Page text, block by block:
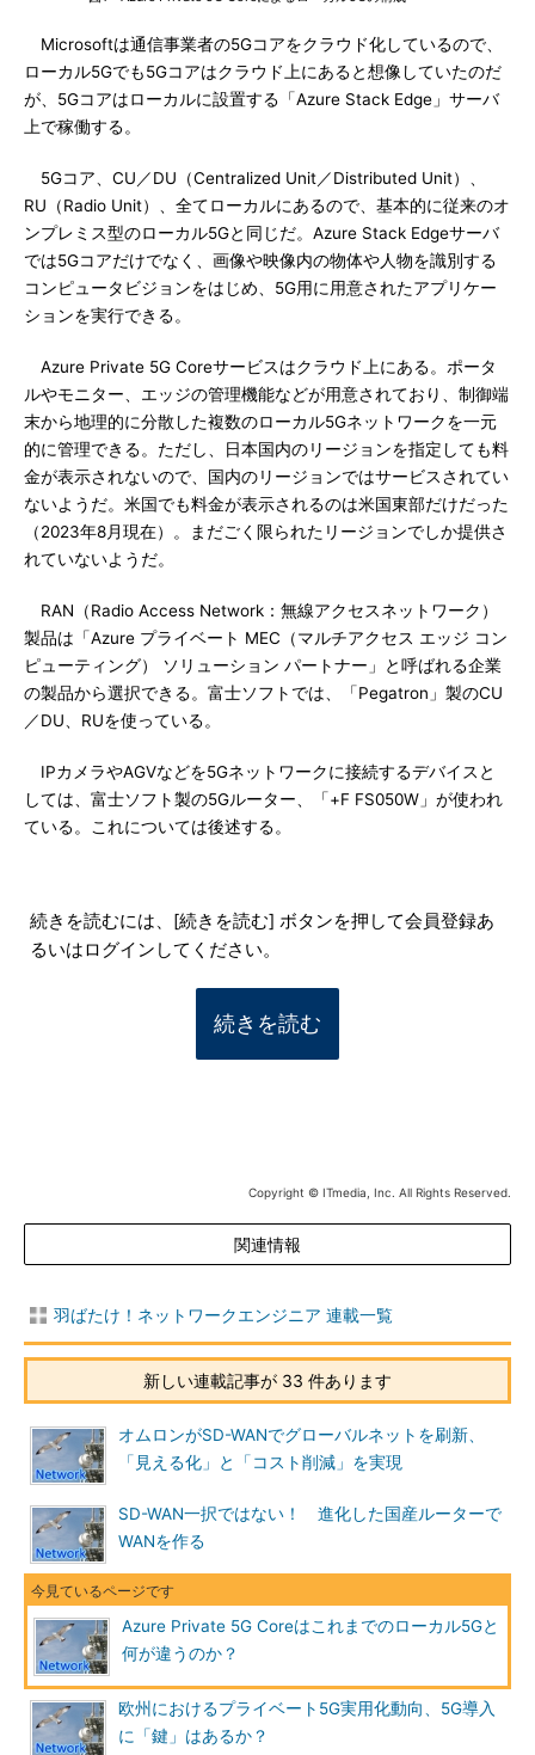
Microsoftは通信事業者の5Gコアをクラウド化しているので、
ローカル5Gでも5Gコアはクラウド上にあると想像していたのだ
が、5Gコアはローカルに設置する「Azure Stack Edge」サーバ
上で稼働する。
5Gコア、CU／DU（Centralized Unit／Distributed Unit）、
RU（Radio Unit）、全てローカルにあるので、基本的に従来のオ
ンプレミス型のローカル5Gと同じだ。Azure Stack Edgeサーバ
では5Gコアだけでなく、画像や映像内の物体や人物を識別する
コンピュータビジョンをはじめ、5G用に用意されたアプリケー
ションを実行できる。
Azure Private 5G Coreサービスはクラウド上にある。ポータ
ルやモニター、エッジの管理機能などが用意されており、制御端
末から地理的に分散した複数のローカル5Gネットワークを一元
的に管理できる。ただし、日本国内のリージョンを指定しても料
金が表示されないので、国内のリージョンではサービスされてい
ないようだ。米国でも料金が表示されるのは米国東部だけだった
（2023年8月現在）。まだごく限られたリージョンでしか提供さ
れていないようだ。
RAN（Radio Access Network：無線アクセスネットワーク）
製品は「Azure プライベート MEC（マルチアクセス エッジ コン
ピューティング） ソリューション パートナー」と呼ばれる企業
の製品から選択できる。富士ソフトでは、「Pegatron」製のCU
／DU、RUを使っている。
IPカメラやAGVなどを5Gネットワークに接続するデバイスと
しては、富士ソフト製の5Gルーター、「+F FS050W」が使われ
ている。これについては後述する。
続きを読むには、[続きを読む] ボタンを押して会員登録あ
るいはログインしてください。
続きを読む
Copyright © ITmedia, Inc. All Rights Reserved.
関連情報
羽ばたけ！ネットワークエンジニア 連載一覧
新しい連載記事が 33 件あります
オムロンがSD-WANでグローバルネットを刷新、
「見える化」と「コスト削減」を実現
SD-WAN一択ではない！ 進化した国産ルーターで
WANを作る
Azure Private 5G Coreはこれまでのローカル5Gと
何が違うのか？
欧州におけるプライベート5G実用化動向、5G導入
に「鍵」はあるか？